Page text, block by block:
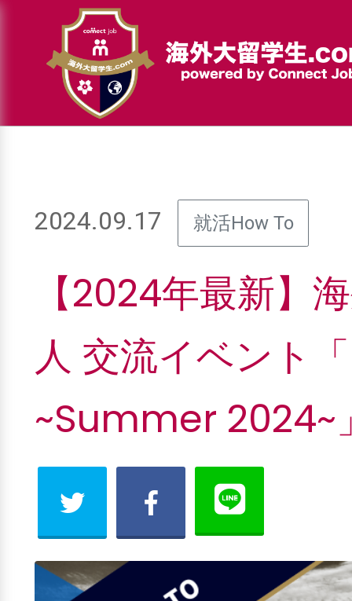
2024.09.17 就活How To
【2024年最新】
人 交流イベント
~Summer 2024~